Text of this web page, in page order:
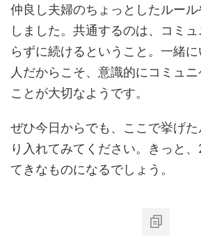
仲良し夫婦のちょっとしたルー
しました。共通するのは、コミ
らずに続けるということ。一緒
人だからこそ、意識的にコミュ
ことが大切なようです。
ぜひ今日からでも、ここで挙げ
り入れてみてください。きっと
てきなものになるでしょう。